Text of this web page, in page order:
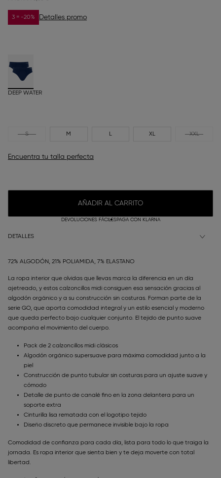
3 = -20% Detalles promo
DEEP WATER
S M L XL XXL
Encuentra tu talla perfecta
AÑADIR AL CARRITO
DEVOLUCIONES FÁCILESPAGA CON KLARNA
DETALLES
72% ALGODÓN, 21% POLIAMIDA, 7% ELASTANO
La ropa interior que olvidas que llevas marca la diferencia en un día
ajetreado, y estos calzoncillos midi consiguen esa sensación gracias al
algodón orgánico y a su construcción sin costuras. Forman parte de la
serie GO, que aporta comodidad integral y un estilo esencial y moderno
que queda perfecto bajo cualquier conjunto. El tejido de punto suave
acompaña el movimiento del cuerpo.
Pack de 2 calzoncillos midi clásicos
Algodón orgánico supersuave para máxima comodidad junto a la
piel
Construcción de punto tubular sin costuras para un ajuste suave y
cómodo
Detalle de punto de canalé fino en la zona delantera para un
soporte extra
Cinturilla lisa rematada con el logotipo tejido
Diseño discreto que permanece invisible bajo la ropa
Comodidad de confianza para cada día, lista para todo lo que traiga la
jornada. Es ropa interior que sienta bien y te deja moverte con total
libertad.